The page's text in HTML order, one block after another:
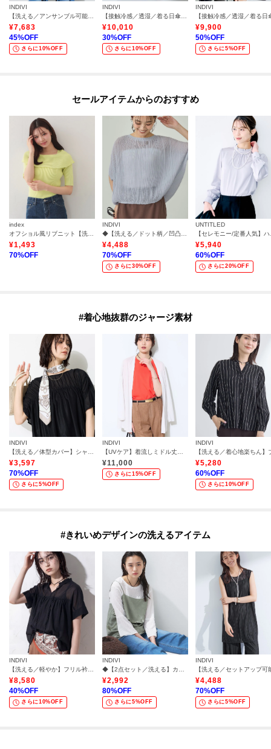
INDIVI
¥7,683
45%OFF
さらに10%OFF
INDIVI
¥10,010
30%OFF
さらに10%OFF
INDIVI
¥9,900
50%OFF
さらに5%OFF
セールアイテムからのおすすめ
index
オフショル風リブニット【洗濯機OK】
¥1,493
70%OFF
INDIVI
◆【洗える／ドット柄／凹凸素材】プリーツデザインブラウス
¥4,488
70%OFF
さらに30%OFF
UNTITLED
【セ
¥5,940
60%OFF
さらに20%OFF
#着心地抜群のジャージ素材
INDIVI
¥3,597
70%OFF
さらに5%OFF
INDIVI
¥11,000
さらに15%OFF
INDIVI
¥5,280
60%OFF
さらに10%OFF
#きれいめデザインの洗えるアイテム
INDIVI
【洗える／軽やか】フリル衿ギャザーブラウス
¥8,580
40%OFF
さらに10%OFF
INDIVI
◆【2点セット／洗える】カセット服 キャミ＆ブラウス セットトップス
¥2,992
80%OFF
さらに5%OFF
INDIVI
¥4,488
70%OFF
さらに5%OFF